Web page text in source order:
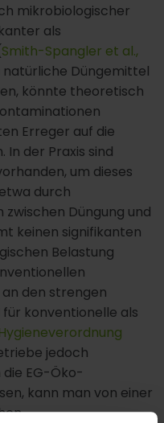
mikrobiologischer
als
Smith-Spangler et al.,
natürliche Düngemittel
könnte theoretisch
Erreger auf die
der Praxis sind
um dieses
durch
Düngung und
keinen signifikanten
Belastung
den strengen
konventionelle als
jedoch
EG-Öko-
kann man von einer